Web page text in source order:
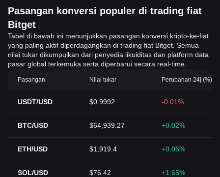
Pasangan konversi populer di trading fiat
Bitget
Tabel di bawah ini menunjukkan pasangan konversi kripto-ke-fiat
yang paling aktif diperdagangkan di trading fiat Bitget. Semua
nilai tukar dikumpulkan dari penyedia likuiditas dan platform data
pasar global terkemuka serta diperbarui secara real-time.
Pasangan Nilai tukar Perubahan 24j (%)
USDT/USD $0.9992 -0.01%
BTC/USD $64,939.27 +0.02%
ETH/USD $1,919.4 +0.06%
SOL/USD $76.42 +1.65%